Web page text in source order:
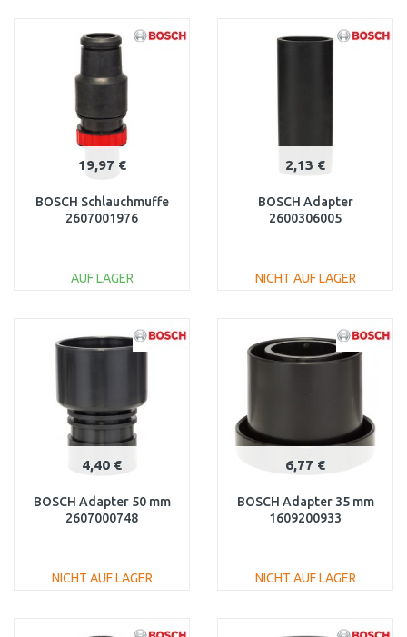
Vergleichen
19,97 €
BOSCH Schlauchmuffe
2607001976
AUF LAGER
Vergleichen
2,13 €
BOSCH Adapter
2600306005
NICHT AUF LAGER
Vergleichen
4,40 €
BOSCH Adapter 50 mm
2607000748
NICHT AUF LAGER
6,77 €
BOSCH Adapter 35 mm
1609200933
NICHT AUF LAGER